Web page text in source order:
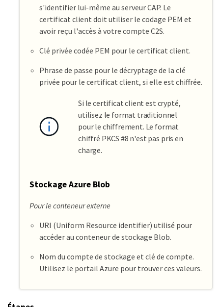
s'identifier lui-même au serveur CAP. Le
certificat client doit utiliser le codage PEM et
avoir reçu l'accès à votre compte C2S.
Clé privée codée PEM pour le certificat client.
Phrase de passe pour le décryptage de la clé
privée pour le certificat client, si elle est chiffrée.
Si le certificat client est crypté,
utilisez le format traditionnel
pour le chiffrement. Le format
chiffré PKCS #8 n'est pas pris en
charge.
Stockage Azure Blob
Pour le conteneur externe
URI (Uniform Resource identifier) utilisé pour
accéder au conteneur de stockage Blob.
Nom du compte de stockage et clé de compte.
Utilisez le portail Azure pour trouver ces valeurs.